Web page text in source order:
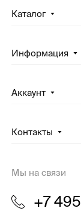
Каталог
Информация
Аккаунт
Контакты
Мы на связи
+7